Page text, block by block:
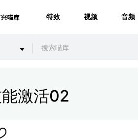
特效 视频 音频
激活02